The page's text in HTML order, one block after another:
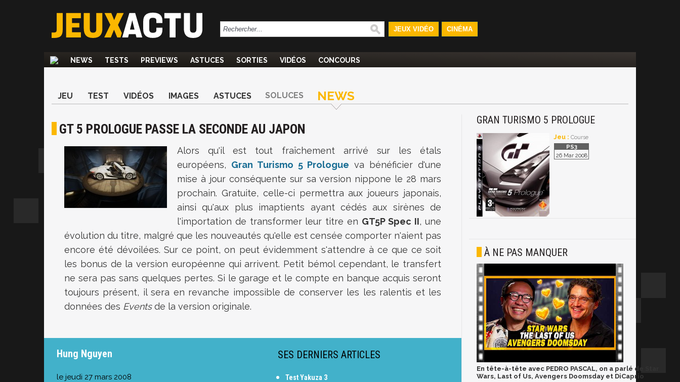
JEUX VIDÉO CINÉMA
NEWS TESTS PREVIEWS ASTUCES SORTIES VIDÉOS CONCOURS
JEU TEST VIDÉOS IMAGES ASTUCES SOLUCES NEWS
GT 5 PROLOGUE PASSE LA SECONDE AU JAPON
Alors qu'il est tout fraîchement arrivé sur les étals
européens, Gran Turismo 5 Prologue va bénéficier d'une
mise à jour conséquente sur sa version nippone le 28 mars
prochain. Gratuite, celle-ci permettra aux joueurs japonais,
ainsi qu'aux plus imaptients ayant cédés aux sirènes de
l'importation de transformer leur titre en GT5P Spec II, une
évolution du titre, malgré que les nouveautés qu'elle est censée comporter n'aient pas
encore été dévoilées. Sur ce point, on peut évidemment s'attendre à ce que ce soit
les bonus de la version européenne qui arrivent. Petit bémol cependant, le transfert
ne sera pas sans quelques pertes. Si le garage et le compte en banque acquis seront
toujours présent, il sera en revanche impossible de conserver les les ralentis et les
données des Eventsde la version originale.
Hung Nguyen
le jeudi 27 mars 2008
SES DERNIERS ARTICLES
Test Yakuza 3
GRAN TURISMO 5 PROLOGUE
Jeu : Course
26 Mar 2008
À NE PAS MANQUER
En tête-à-tête avec PEDRO PASCAL, on a parlé de Star
Wars, Last of Us, Avengers Doomsday et DiCaprio